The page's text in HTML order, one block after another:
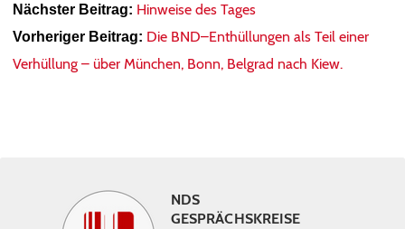
Nächster Beitrag: Hinweise des Tages
Vorheriger Beitrag: Die BND–Enthüllungen als Teil einer
Verhüllung – über München, Bonn, Belgrad nach Kiew.
NDS
GESPRÄCHSKREISE